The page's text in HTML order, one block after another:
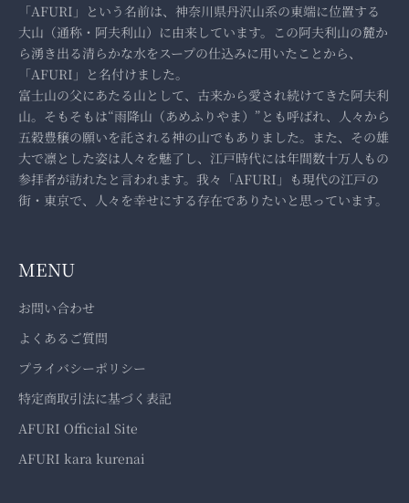
「AFURI」という名前は、神奈川県丹沢山系の東端に位置する
大山（通称・阿夫利山）に由来しています。この阿夫利山の麓か
ら湧き出る清らかな水をスープの仕込みに用いたことから、
「AFURI」と名付けました。
富士山の父にあたる山として、古来から愛され続けてきた阿夫利
山。そもそもは“雨降山（あめふりやま）”とも呼ばれ、人々から
五穀豊穣の願いを託される神の山でもありました。また、その雄
大で凛とした姿は人々を魅了し、江戸時代には年間数十万人もの
参拝者が訪れたと言われます。我々「AFURI」も現代の江戸の
街・東京で、人々を幸せにする存在でありたいと思っています。
MENU
お問い合わせ
よくあるご質問
プライバシーポリシー
特定商取引法に基づく表記
AFURI Official Site
AFURI kara kurenai